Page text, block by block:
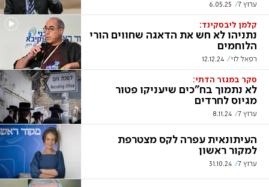
ערוץ 7 6.05.25
קלמן ליבסקינד:
נתניהו לא חש את הדאגה שחווים הורי
הלוחמים
רפאל לוי 12.12.24
סקר במגזר הדתי:
לא נתמוך בח"כים שיעניקו פטור
מגיוס לחרדים
ערוץ 7 8.11.24
העיתונאית עפרה לקס מצטרפת
למקור ראשון
ערוץ 7 31.10.24